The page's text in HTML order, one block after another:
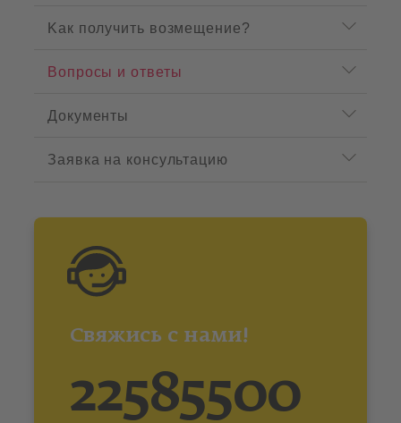
Kак получить возмещение?
Вопросы и ответы
Документы
Заявка на консультацию
Свяжись с нами!
22585500